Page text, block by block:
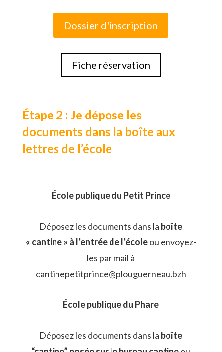
Dossier d'inscription
Fiche réservation
Étape 2 : Je dépose les
documents dans la boîte aux
lettres de l’école
École publique du Petit Prince
Déposez les documents dans la boîte
« cantine » à l’entrée de l’écoleou envoyez-
les par mail à
cantinepetitprince@plouguerneau.bzh
École publique du Phare
Déposez les documents dans la boîte